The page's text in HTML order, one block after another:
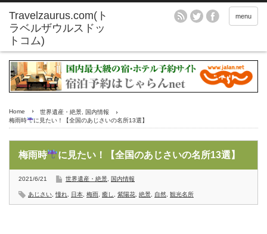
menu
Home 世界遺産・絶景
国内情報
梅雨時
に見たい！【全国のあじさいの名所13選】
梅雨時 に見たい！【全国のあじさいの名所13選】
2021/6/21 世界遺産・絶景 国内情報
あじさい 憧れ 日本 梅雨 癒し 紫陽花 絶景 自然 観光名所